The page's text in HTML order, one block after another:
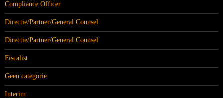
Compliance Officer
Directie/Partner/General Counsel
Directie/Partner/General Counsel
Fiscalist
Geen categorie
Interim